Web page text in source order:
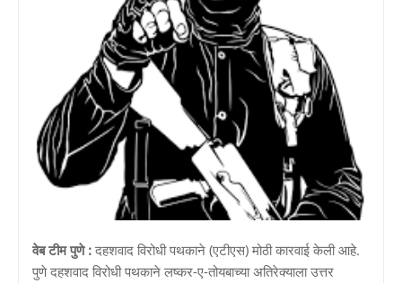
वेब टीम पुणे : दहशवाद विरोधी पथकाने (एटीएस) मोठी कारवाई केली आहे.
पुणे दहशवाद विरोधी पथकाने लष्कर-ए-तोयबाच्या अतिरेक्याला उत्तर